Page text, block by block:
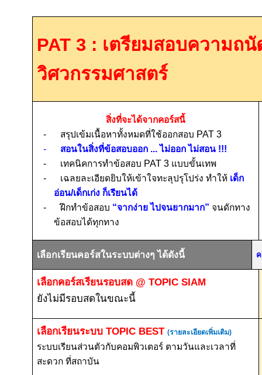
PAT 3 : เตรียมสอบความถนั
วิศวกรรมศาสตร์
สิ่งที่จะได้จากคอร์สนี้
-
สรุปเข้มเนื้อหาทั้งหมดที่ใช้ออกสอบ PAT 3
-
สอนในสิ่งที่ข้อสอบออก ... ไม่ออก ไม่สอน !!!
-
เทคนิคการทำข้อสอบ PAT 3 แบบขั้นเทพ
-
เฉลยละเอียดยิบให้เข้าใจทะลุปรุโปร่ง ทำให้ เด็ก
อ่อน/เด็กเก่ง ก็เรียนได้
-
ฝึกทำข้อสอบ “จากง่าย ไปจนยากมาก” จนดักทาง
ข้อสอบได้ทุกทาง
เลือกเรียนคอร์สในระบบต่างๆ ได้ดังนี้
เลือกคอร์สเรียนรอบสด @ TOPIC SIAM
ยังไม่มีรอบสดในขณะนี้
เลือกเรียนระบบTOPIC BEST (รายละเอียดเพิ่มเติม)
ระบบเรียนส่วนตัวกับคอมพิวเตอร์ ตามวันและเวลาที่
สะดวก ที่สถาบัน